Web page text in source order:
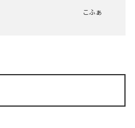
こふぁ